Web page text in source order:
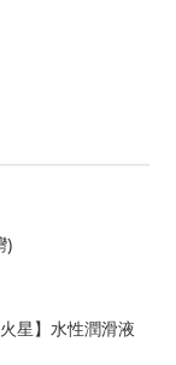
)
星】水性潤滑液